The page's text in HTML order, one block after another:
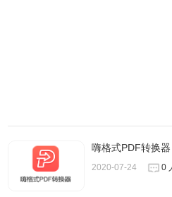
嗨格式PDF转换器
2020-07-24 0